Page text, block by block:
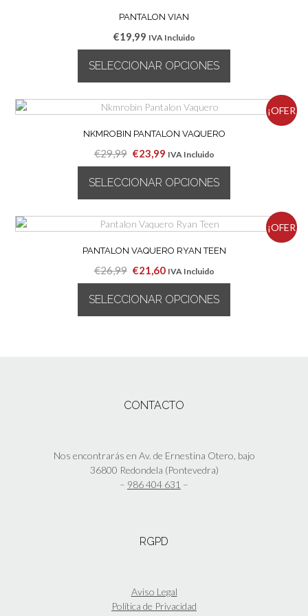
PANTALON VIAN
€19,99 IVA Incluido
SELECCIONAR OPCIONES
producto
tiene
múltiples
Las
opciones
se
elegir
en
la
de
¡OFER
NKMROBIN PANTALON VAQUERO
€29,99 El
precio
original
era:
€29,99.
€23,99El
precio
actual
es:
€23,99.
IVA Incluido
SELECCIONAR OPCIONES
producto
tiene
múltiples
Las
opciones
se
producto
¡OFER
PANTALON VAQUERO RYAN TEEN
€26,99 El
precio
original
era:
€21,60El
precio
actual
es:
IVA Incluido
SELECCIONAR OPCIONES
opciones
elegir
en
la
CONTACTO
Nos encontrarás en Av. de Ernestina Otero, bajo
36800 Redondela (Pontevedra)
– 986 404 631 –
RGPD
Aviso Legal
Política de Privacidad